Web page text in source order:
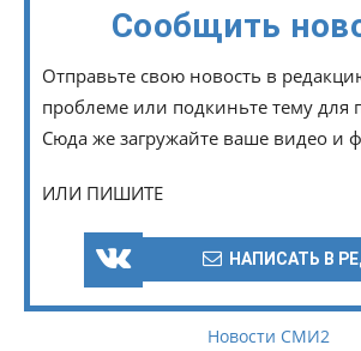
Сообщить
Отправьте свою новость в
проблеме или подкиньте тему для
Сюда же загружайте ваше видео и
ИЛИ ПИШИТЕ
НАПИСАТЬ В
Новости СМИ2